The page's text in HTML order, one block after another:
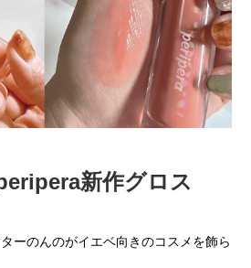
新作グロス
ーのんのがイエベ向きのコスメを飾ら